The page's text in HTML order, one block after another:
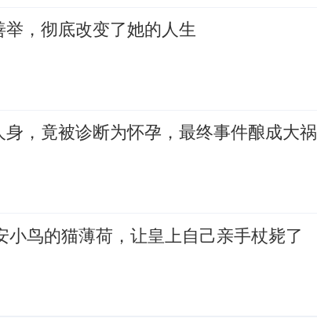
，彻底改变了她的人生
，竟被诊断为怀孕，最终事件酿成大祸
小鸟的猫薄荷，让皇上自己亲手杖毙了